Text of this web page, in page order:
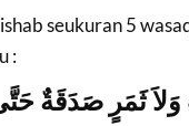
seukuran 5
:
ثَمَرٍ صَدَقَةٌ